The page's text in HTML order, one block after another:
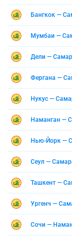
Бангкок —
Мумбаи —
Дели —
Фергана —
Нукус —
Наманган —
Нью-Йорк —
Сеул —
Ташкент —
Ургенч —
Сочи —